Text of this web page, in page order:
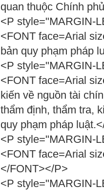
quan thuộc Chính
<P style="MARGIN-
<FONT face=Arial
bản quy phạm pháp
<P style="MARGIN-
<FONT face=Arial
kiến về nguồn tài
thẩm định, thẩm tra,
quy phạm pháp
<P style="MARGIN-
<FONT face=Arial
</FONT></P>
<P style="MARGIN-